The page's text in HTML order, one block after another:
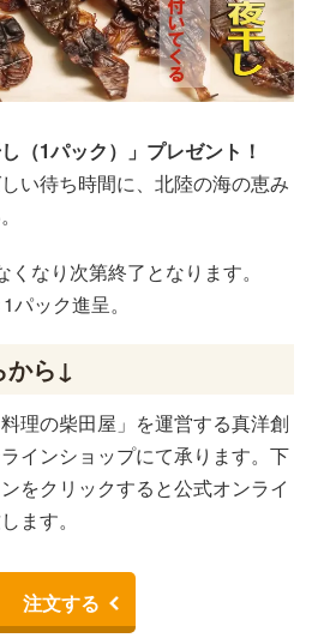
（1パック）」プレゼント！
い待ち時間に、北陸の海の恵み
なり次第終了となります。
ック進呈。
から↓
理の柴田屋」を運営する真洋創
インショップにて承ります。下
をクリックすると公式オンライ
ます。
注文する